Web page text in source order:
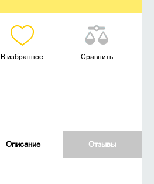
В избранное Сравнить
Описание Отзывы